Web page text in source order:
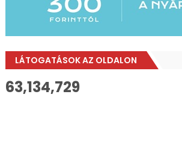
LÁTOGATÁSOK AZ OLDALON
63,134,729